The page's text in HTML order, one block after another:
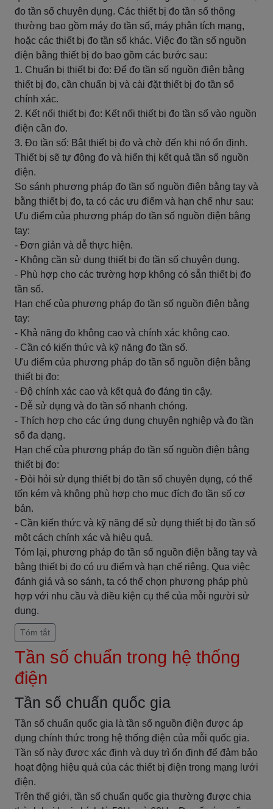
đo tần số chuyên dụng. Các thiết bị đo tần số thông
thường bao gồm máy đo tần số, máy phân tích mạng,
hoặc các thiết bị đo tần số khác. Việc đo tần số nguồn
điện bằng thiết bị đo bao gồm các bước sau:
1. Chuẩn bị thiết bị đo: Để đo tần số nguồn điện bằng
thiết bị đo, cần chuẩn bị và cài đặt thiết bị đo tần số
chính xác.
2. Kết nối thiết bị đo: Kết nối thiết bị đo tần số vào nguồn
điện cần đo.
3. Đo tần số: Bật thiết bị đo và chờ đến khi nó ổn định.
Thiết bị sẽ tự động đo và hiển thị kết quả tần số nguồn
điện.
So sánh phương pháp đo tần số nguồn điện bằng tay và
bằng thiết bị đo, ta có các ưu điểm và hạn chế như sau:
Ưu điểm của phương pháp đo tần số nguồn điện bằng
tay:
- Đơn giản và dễ thực hiện.
- Không cần sử dụng thiết bị đo tần số chuyên dụng.
- Phù hợp cho các trường hợp không có sẵn thiết bị đo
tần số.
Hạn chế của phương pháp đo tần số nguồn điện bằng
tay:
- Khả năng đo không cao và chính xác không cao.
- Cần có kiến thức và kỹ năng đo tần số.
Ưu điểm của phương pháp đo tần số nguồn điện bằng
thiết bị đo:
- Độ chính xác cao và kết quả đo đáng tin cậy.
- Dễ sử dụng và đo tần số nhanh chóng.
- Thích hợp cho các ứng dụng chuyên nghiệp và đo tần
số đa dạng.
Hạn chế của phương pháp đo tần số nguồn điện bằng
thiết bị đo:
- Đòi hỏi sử dụng thiết bị đo tần số chuyên dụng, có thể
tốn kém và không phù hợp cho mục đích đo tần số cơ
bản.
- Cần kiến thức và kỹ năng để sử dụng thiết bị đo tần số
một cách chính xác và hiệu quả.
Tóm lại, phương pháp đo tần số nguồn điện bằng tay và
bằng thiết bị đo có ưu điểm và hạn chế riêng. Qua việc
đánh giá và so sánh, ta có thể chọn phương pháp phù
hợp với nhu cầu và điều kiện cụ thể của mỗi người sử
dụng.
Tóm tắt
Tần số chuẩn trong hệ thống
điện
Tần số chuẩn quốc gia
Tần số chuẩn quốc gia là tần số nguồn điện được áp
dụng chính thức trong hệ thống điện của mỗi quốc gia.
Tần số này được xác định và duy trì ổn định để đảm bảo
hoạt động hiệu quả của các thiết bị điện trong mạng lưới
điện.
Trên thế giới, tần số chuẩn quốc gia thường được chia